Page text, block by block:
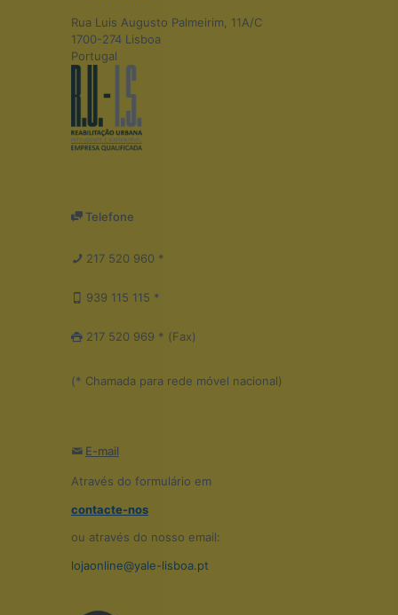
Rua Luis Augusto Palmeirim, 11A/C
1700-274 Lisboa
Portugal
Telefone
217 520 960 *
939 115 115 *
217 520 969 * (Fax)
(* Chamada para rede móvel nacional)
E-mail
Através do formulário em
contacte-nos
ou através do nosso email:
lojaonline@yale-lisboa.pt